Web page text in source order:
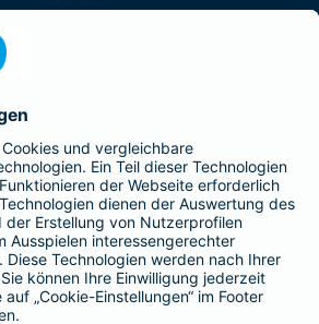
Presse
ist Teil der BarmeniaGothaer
BELIEBTE SEITEN
Zusatzversicherung
Tierversicherungen
Hausratversicherung